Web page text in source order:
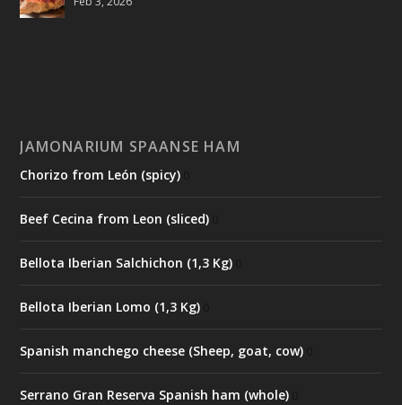
JAMONARIUM SPAANSE HAM
Chorizo from León (spicy)
Beef Cecina from Leon (sliced)
Bellota Iberian Salchichon (1,3 Kg)
Bellota Iberian Lomo (1,3 Kg)
Spanish manchego cheese (Sheep, goat, cow)
Serrano Gran Reserva Spanish ham (whole)